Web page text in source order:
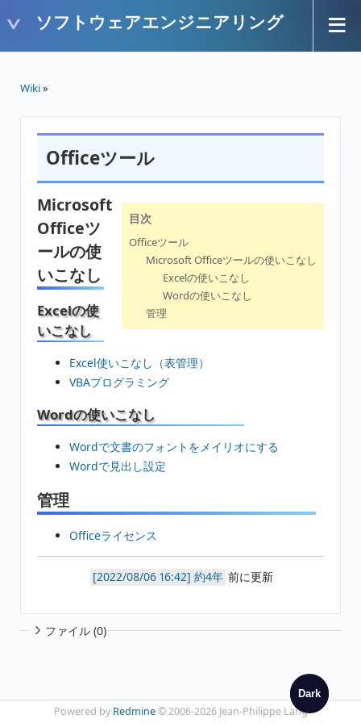
Dark
ソフトウェアエンジニアリング
Wiki»
Officeツール
目次
Officeツール
Microsoft Officeツールの使いこなし
Excelの使いこなし
Wordの使いこなし
管理
Microsoft
Officeツ
ールの使
いこなし
Excelの使
いこなし
Excel使いこなし（表管理）
VBAプログラミング
Wordの使いこなし
Wordで文書のフォントをメイリオにする
Wordで見出し設定
管理
Officeライセンス
約4年 前に更新
ファイル (0)
Powered by Redmine© 2006-2026 Jean-Philippe Lang